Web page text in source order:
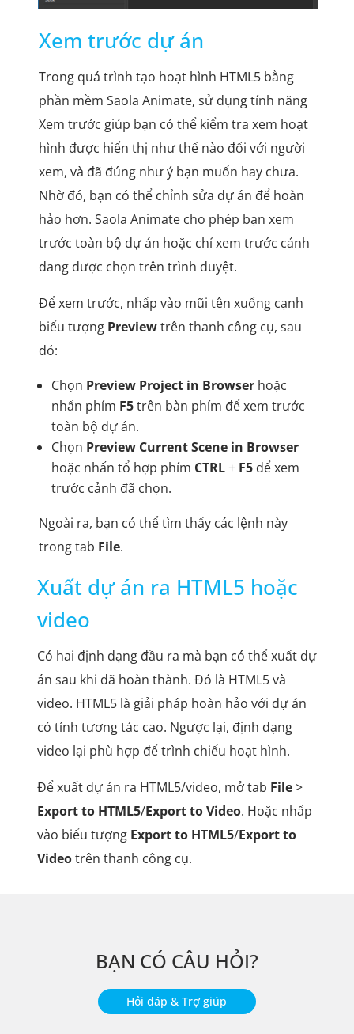
Xem trước dự án
Trong quá trình tạo hoạt hình HTML5 bằng
phần mềm Saola Animate, sử dụng tính năng
Xem trước giúp bạn có thể kiểm tra xem hoạt
hình được hiển thị như thế nào đối với người
xem, và đã đúng như ý bạn muốn hay chưa.
Nhờ đó, bạn có thể chỉnh sửa dự án để hoàn
hảo hơn. Saola Animate cho phép bạn xem
trước toàn bộ dự án hoặc chỉ xem trước cảnh
đang được chọn trên trình duyệt.
Để xem trước, nhấp vào mũi tên xuống cạnh
biểu tượng Previewtrên thanh công cụ, sau
đó:
Chọn Preview Project in Browserhoặc
nhấn phím F5trên bàn phím để xem trước
toàn bộ dự án.
Chọn Preview Current Scene in Browser
hoặc nhấn tổ hợp phím CTRL+ F5để xem
trước cảnh đã chọn.
Ngoài ra, bạn có thể tìm thấy các lệnh này
trong tab File.
Xuất dự án ra HTML5 hoặc
video
Có hai định dạng đầu ra mà bạn có thể xuất dự
án sau khi đã hoàn thành. Đó là HTML5 và
video. HTML5 là giải pháp hoàn hảo với dự án
có tính tương tác cao. Ngược lại, định dạng
video lại phù hợp để trình chiếu hoạt hình.
Để xuất dự án ra HTML5/video, mở tab File>
Export to HTML5/Export to Video. Hoặc nhấp
vào biểu tượng Export to HTML5/Export to
Videotrên thanh công cụ.
BẠN CÓ CÂU HỎI?
Hỏi đáp & Trợ giúp